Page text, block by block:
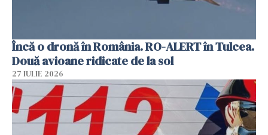
Încă o dronă în România. RO-ALERT în Tulcea.
Două avioane ridicate de la sol
27 IULIE 2026